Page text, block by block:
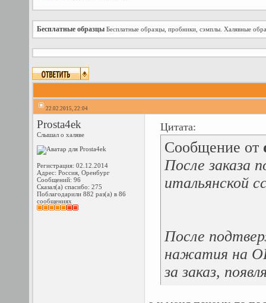
Бесплатные образцы Бесплатные образцы, пробники, сэмплы. Халявные
22.02.2015, 22:04
Prosta4ek
Слышал о халяве
Регистрация: 02.12.2014
Адрес: Россия, Оренбург
Сообщений: 96
Сказал(а) спасибо: 275
Поблагодарили 882 раз(а) в 86
сообщениях
Цитата:
Сообщение от
После заказа
итальянской
После
нажатия на
за заказ,